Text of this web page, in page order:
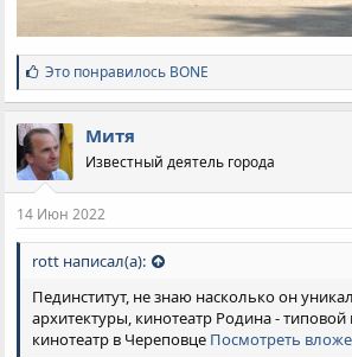
С
и
м
п
а
т
и
:
Это понравилось BONE
Митя
Известный деятель города
14 Июн 2022
rott написал(а):
Пединститут, не знаю насколько он
архитектуры, кинотеатр Родина -
кинотеатр в Череповце Посмотреть